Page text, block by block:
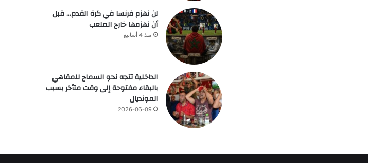
لن نهزم فرنسا في كرة القدم… قبل
أن نهزمها خارج الملعب
منذ 4 أسابيع
الداخلية تتجه نحو السماح للمقاهي
بالبقاء مفتوحة إلى وقت متأخر بسبب
المونديال
2026-06-09